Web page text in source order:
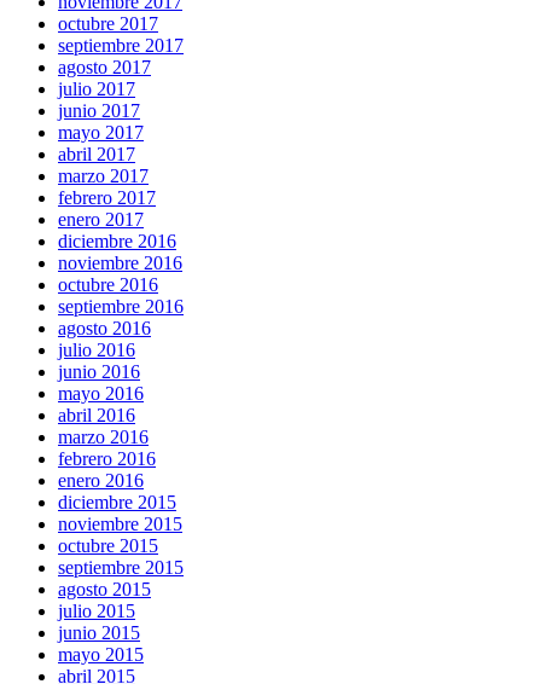
octubre 2017
septiembre 2017
agosto 2017
julio 2017
junio 2017
mayo 2017
abril 2017
marzo 2017
febrero 2017
enero 2017
diciembre 2016
noviembre 2016
octubre 2016
septiembre 2016
agosto 2016
julio 2016
junio 2016
mayo 2016
abril 2016
marzo 2016
febrero 2016
enero 2016
diciembre 2015
noviembre 2015
octubre 2015
septiembre 2015
agosto 2015
julio 2015
junio 2015
mayo 2015
abril 2015